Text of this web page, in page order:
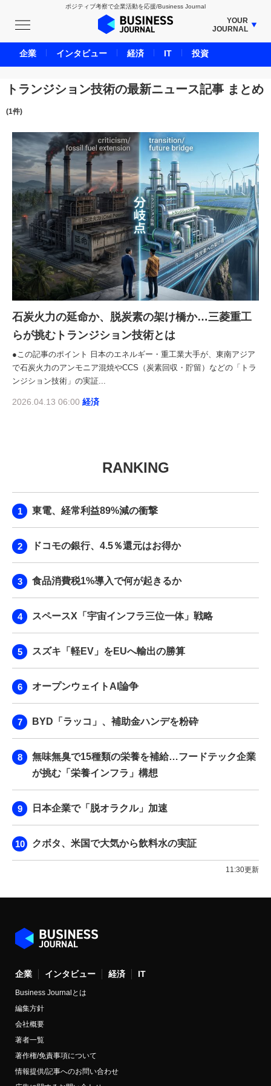
ポジティブ考察で企業活動を応援/Business Journal
YOUR
JOURNAL
BUSINESS JOURNAL
UNICORN JOURNAL
CARBON CREDITS JOURNAL
INBOUND JOURNAL
LIFE ENDING JOURNAL
AI JOURNAL
REAL ESTATE BROKERAGE JOURNAL
SMART MARKETING JOURNAL
BPaaS JOURNAL
ADOPTABLE DOG JOURNAL
トランジション技術の最新ニュース記事 まとめ
(1件)
石炭火力の延命か、脱炭素の架け橋か…三菱重工
らが挑むトランジション技術とは
●この記事のポイント 日本のエネルギー・重工業大手が、東南アジア
で石炭火力のアンモニア混焼やCCS（炭素回収・貯留）などの「トラ
ンジション技術」の実証...
2026.04.13 06:00 経済
RANKING
東電、経常利益89%減の衝撃
ドコモの銀行、4.5％還元はお得か
食品消費税1%導入で何が起きるか
スペースX「宇宙インフラ三位一体」戦略
スズキ「軽EV」をEUへ輸出の勝算
オープンウェイトAI論争
BYD「ラッコ」、補助金ハンデを粉砕
無味無臭で15種類の栄養を補給…フードテック企業
が挑む「栄養インフラ」構想
日本企業で「脱オラクル」加速
クボタ、米国で大気から飲料水の実証
11:30更新
企業 インタビュー 経済 IT
Business Journalとは
編集方針
会社概要
著者一覧
著作権/免責事項について
情報提供/記事へのお問い合わせ
企業 インタビュー 経済 IT 投資